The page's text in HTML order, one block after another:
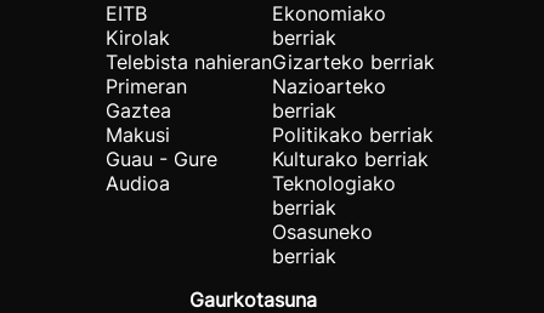
EITB
Kirolak
Telebista nahieran
Primeran
Gaztea
Makusi
Guau - Gure
Audioa
Ekonomiako
berriak
Gizarteko berriak
Nazioarteko
berriak
Politikako berriak
Kulturako berriak
Teknologiako
berriak
Osasuneko
berriak
Gaurkotasuna